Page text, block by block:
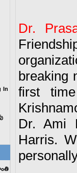
In
Dr.
breaking
first
Dr. Ami
Harris.